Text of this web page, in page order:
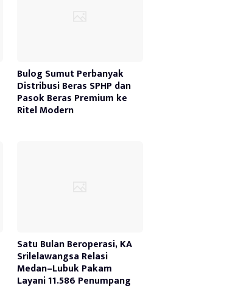
Bulog Sumut Perbanyak
Distribusi Beras SPHP dan
Pasok Beras Premium ke
Ritel Modern
Satu Bulan Beroperasi, KA
Srilelawangsa Relasi
Medan–Lubuk Pakam
Layani 11.586 Penumpang